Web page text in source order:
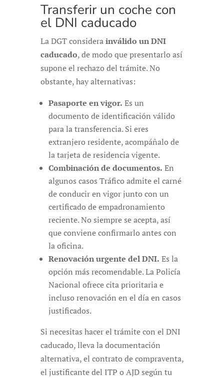
Transferir un coche con
el DNI caducado
La DGT considerainválido un DNI
caducado, de modo que presentarlo así
supone el rechazo del trámite. No
obstante, hay alternativas:
Pasaporte en vigor. Es un
documento de identificación válido
para la transferencia. Si eres
extranjero residente, acompáñalo de
la tarjeta de residencia vigente.
Combinación de documentos. En
algunos casos Tráfico admite el carné
de conducir en vigor junto con un
certificado de empadronamiento
reciente. No siempre se acepta, así
que conviene confirmarlo antes con
la oficina.
Renovación urgente del DNI. Es la
opción más recomendable. La Policía
Nacional ofrece cita prioritaria e
incluso renovación en el día en casos
justificados.
Si necesitas hacer el trámite con el DNI
caducado, lleva la documentación
alternativa, el contrato de compraventa,
el justificante del ITP o AJD según tu